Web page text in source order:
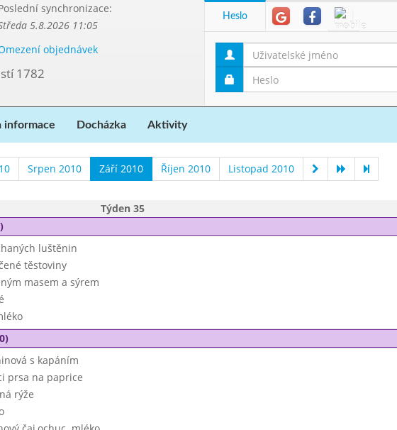
synchronizace:
5.8.2026 11:05
objednávek
1782
Heslo
informace Docházka Aktivity
Srpen 2010 Září 2010 Říjen 2010 Listopad 2010
Týden 35
luštěnin
těstoviny
masem a sýrem
s kapáním
prsa na paprice
rýže